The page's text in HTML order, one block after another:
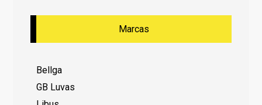
Marcas
Bellga
GB Luvas